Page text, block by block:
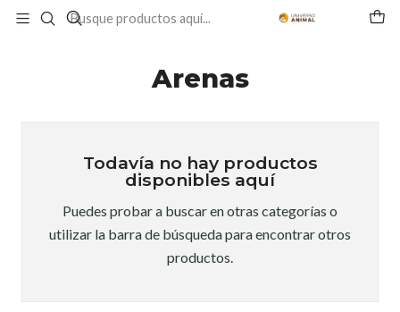
Inicio GATO HIGIENE Arenas
Arenas
Todavía no hay productos
disponibles aquí
Puedes probar a buscar en otras categorías o
utilizar la barra de búsqueda para encontrar otros
productos.